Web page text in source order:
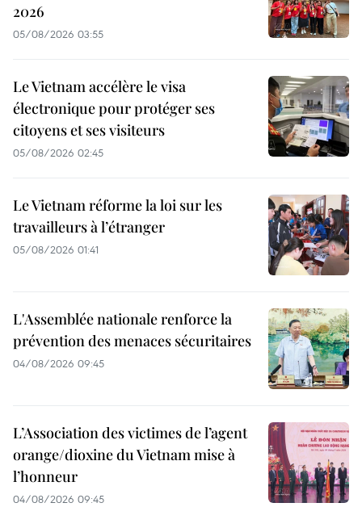
2026
05/08/2026 03:55
Le Vietnam accélère le visa
électronique pour protéger ses
citoyens et ses visiteurs
05/08/2026 02:45
Le Vietnam réforme la loi sur les
travailleurs à l’étranger
05/08/2026 01:41
L'Assemblée nationale renforce la
prévention des menaces sécuritaires
04/08/2026 09:45
L’Association des victimes de l’agent
orange/dioxine du Vietnam mise à
l’honneur
04/08/2026 09:45